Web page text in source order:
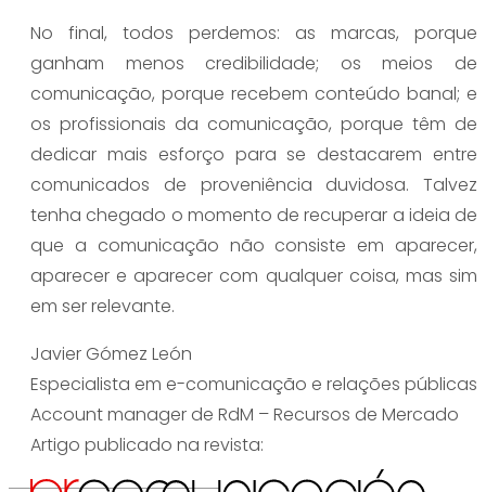
No final, todos perdemos: as marcas, porque
ganham menos credibilidade; os meios de
comunicação, porque recebem conteúdo banal; e
os profissionais da comunicação, porque têm de
dedicar mais esforço para se destacarem entre
comunicados de proveniência duvidosa. Talvez
tenha chegado o momento de recuperar a ideia de
que a comunicação não consiste em aparecer,
aparecer e aparecer com qualquer coisa, mas sim
em ser relevante.
Javier Gómez León
Especialista em e-comunicação e relações públicas
Account manager de RdM – Recursos de Mercado
Artigo publicado na revista: